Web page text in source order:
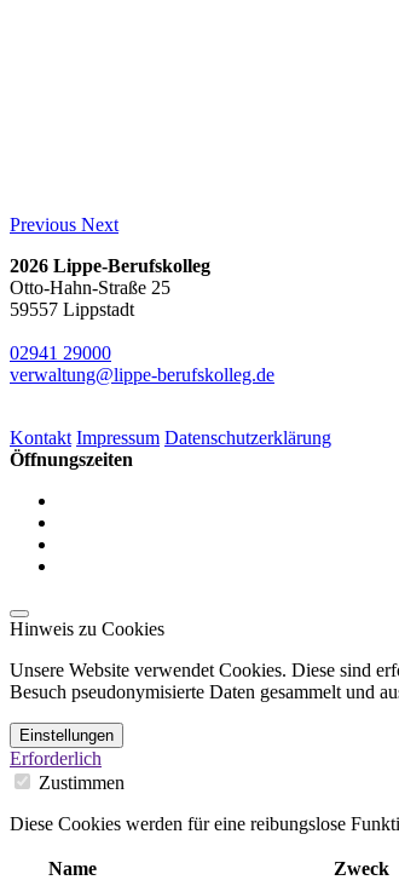
Previous Next
2026 Lippe-Berufskolleg
Otto-Hahn-Straße 25
59557 Lippstadt
02941 29000
verwaltung@lippe-berufskolleg.de
Kontakt Impressum Datenschutzerklärung
Öffnungszeiten
Hinweis zu Cookies
Unsere Website verwendet Cookies. Diese sind
Besuch pseudonymisierte Daten gesammelt und
Einstellungen
Erforderlich
Zustimmen
Diese Cookies werden für eine reibungslose
Name Zweck